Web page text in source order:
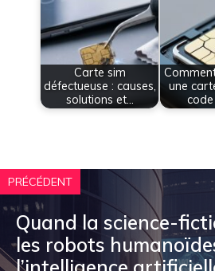
Carte sim
défectueuse : causes,
solutions et…
une
code
PRÉCÉDENT
Quand la science-
les robots